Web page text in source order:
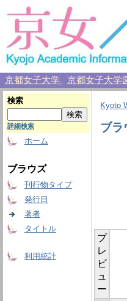
京都女子大学 京都女子大学
検索
詳細検索
ホーム
ブラウズ
刊行物タイプ
発行日
著者
タイトル
利用統計
Kyoto
ブラ
プ
レ
ビ
ュ
ー